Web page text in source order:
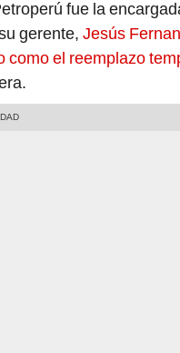
fue la
gerente, Jesús
como el reemplazo